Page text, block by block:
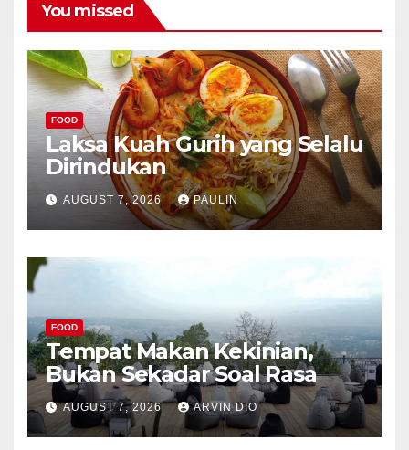
You missed
FOOD
Laksa Kuah Gurih yang Selalu
Dirindukan
AUGUST 7, 2026 PAULIN
FOOD
Tempat Makan Kekinian,
Bukan Sekadar Soal Rasa
AUGUST 7, 2026 ARVIN DIO